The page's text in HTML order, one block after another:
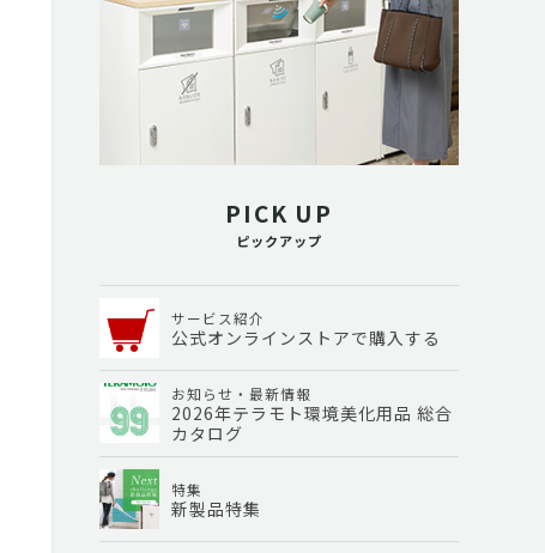
PICK UP
ピックアップ
サービス紹介
公式オンラインストアで購入する
お知らせ・最新情報
2026年テラモト環境美化用品 総合
カタログ
特集
新製品特集